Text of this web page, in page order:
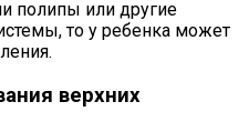
полипы или другие
то у ребенка может
верхних